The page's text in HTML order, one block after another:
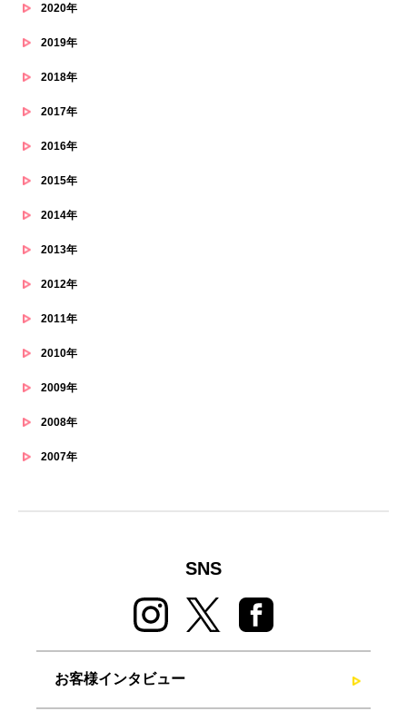
2020年
2019年
2018年
2017年
2016年
2015年
2014年
2013年
2012年
2011年
2010年
2009年
2008年
2007年
SNS
お客様インタビュー